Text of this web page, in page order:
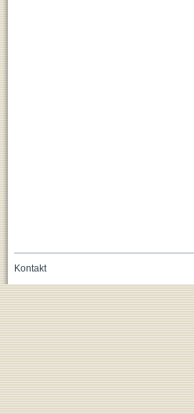
Kontakt